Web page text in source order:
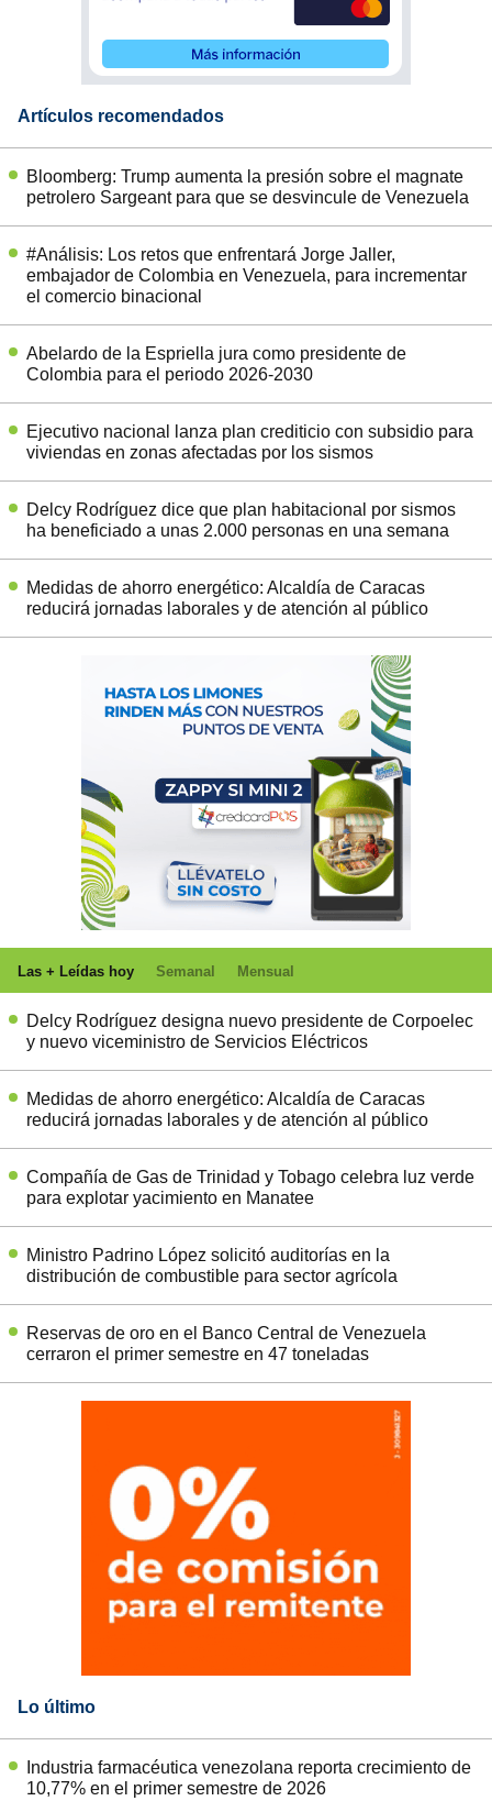
Artículos recomendados
Bloomberg: Trump aumenta la presión sobre el magnate
petrolero Sargeant para que se desvincule de Venezuela
#Análisis: Los retos que enfrentará Jorge Jaller,
embajador de Colombia en Venezuela, para incrementar
el comercio binacional
Abelardo de la Espriella jura como presidente de
Colombia para el periodo 2026-2030
Ejecutivo nacional lanza plan crediticio con subsidio para
viviendas en zonas afectadas por los sismos
Delcy Rodríguez dice que plan habitacional por sismos
ha beneficiado a unas 2.000 personas en una semana
Medidas de ahorro energético: Alcaldía de Caracas
reducirá jornadas laborales y de atención al público
Las + Leídas hoy Semanal Mensual
Delcy Rodríguez designa nuevo presidente de Corpoelec
y nuevo viceministro de Servicios Eléctricos
Medidas de ahorro energético: Alcaldía de Caracas
reducirá jornadas laborales y de atención al público
Compañía de Gas de Trinidad y Tobago celebra luz verde
para explotar yacimiento en Manatee
Ministro Padrino López solicitó auditorías en la
distribución de combustible para sector agrícola
Reservas de oro en el Banco Central de Venezuela
cerraron el primer semestre en 47 toneladas
Lo último
Industria farmacéutica venezolana reporta crecimiento de
10,77% en el primer semestre de 2026